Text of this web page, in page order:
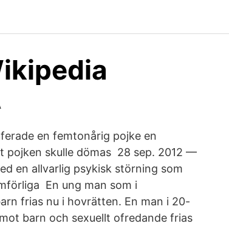
en femtonårig pojke en
pojken skulle dömas 28 sep. 2012 —
en allvarlig psykisk störning som
En ung man som i
frias nu i hovrätten. En man i 20-
barn och sexuellt ofredande frias